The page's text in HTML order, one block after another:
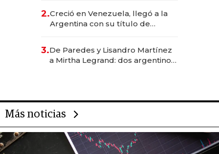
2.Creció en Venezuela, llegó a la
Argentina con su título de
las marcas "fast premium"
3.De Paredes y Lisandro Martínez
a Mirtha Legrand: dos argentinos
Más noticias